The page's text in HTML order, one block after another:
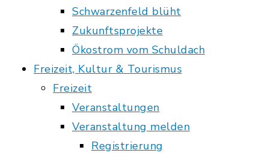
Schwarzenfeld blüht
Zukunftsprojekte
Ökostrom vom Schuldach
Freizeit, Kultur & Tourismus
Freizeit
Veranstaltungen
Veranstaltung melden
Registrierung